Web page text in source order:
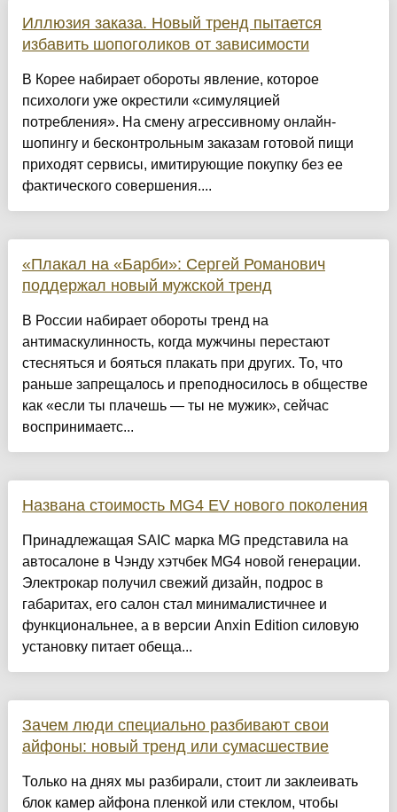
Иллюзия заказа. Новый тренд пытается
избавить шопоголиков от зависимости
В Корее набирает обороты явление, которое
психологи уже окрестили «симуляцией
потребления». На смену агрессивному онлайн-
шопингу и бесконтрольным заказам готовой пищи
приходят сервисы, имитирующие покупку без ее
фактического совершения....
«Плакал на «Барби»: Сергей Романович
поддержал новый мужской тренд
В России набирает обороты тренд на
антимаскулинность, когда мужчины перестают
стесняться и бояться плакать при других. То, что
раньше запрещалось и преподносилось в обществе
как «если ты плачешь — ты не мужик», сейчас
воспринимаетс...
Названа стоимость MG4 EV нового поколения
Принадлежащая SAIC марка MG представила на
автосалоне в Чэнду хэтчбек MG4 новой генерации.
Электрокар получил свежий дизайн, подрос в
габаритах, его салон стал минималистичнее и
функциональнее, а в версии Anxin Edition силовую
установку питает обеща...
Зачем люди специально разбивают свои
айфоны: новый тренд или сумасшествие
Только на днях мы разбирали, стоит ли заклеивать
блок камер айфона пленкой или стеклом, чтобы